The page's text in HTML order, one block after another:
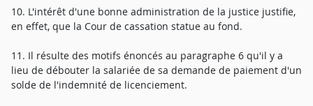
10. L'intérêt d'une bonne administration de la justice justifie,
en effet, que la Cour de cassation statue au fond.
11. Il résulte des motifs énoncés au paragraphe 6 qu'il y a
lieu de débouter la salariée de sa demande de paiement d'un
solde de l'indemnité de licenciement.